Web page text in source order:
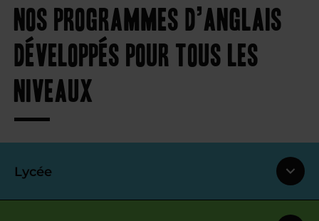
Nos programmes d’anglais
développés pour tous les
niveaux
Lycée